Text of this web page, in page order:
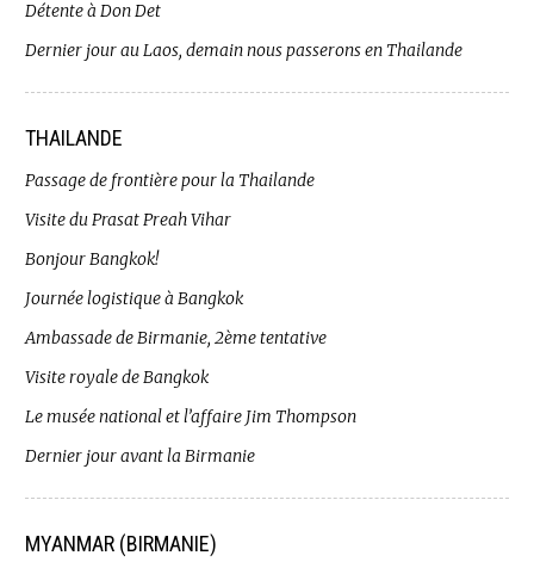
Détente à Don Det
Dernier jour au Laos, demain nous passerons en Thailande
THAILANDE
Passage de frontière pour la Thailande
Visite du Prasat Preah Vihar
Bonjour Bangkok!
Journée logistique à Bangkok
Ambassade de Birmanie, 2ème tentative
Visite royale de Bangkok
Le musée national et l’affaire Jim Thompson
Dernier jour avant la Birmanie
MYANMAR (BIRMANIE)